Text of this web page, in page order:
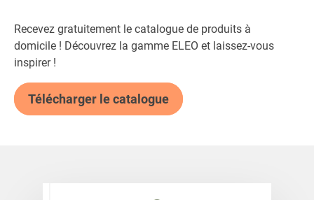
Recevez gratuitement le catalogue de produits à
domicile ! Découvrez la gamme ELEO et laissez-vous
inspirer !
Télécharger le catalogue